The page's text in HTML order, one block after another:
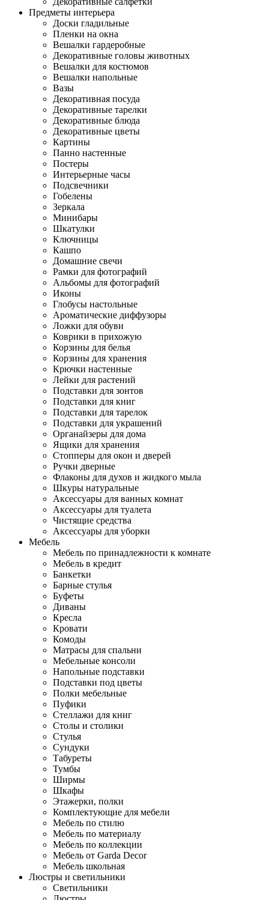
Предметы интерьера
Доски гладильные
Пленки на окна
Вешалки гардеробные
Декоративные головы животных
Вешалки для костюмов
Вешалки напольные
Вазы
Декоративная посуда
Декоративные тарелки
Декоративные блюда
Декоративные цветы
Картины
Панно настенные
Постеры
Интерьерные часы
Подсвечники
Гобелены
Зеркала
Минибары
Шкатулки
Ключницы
Кашпо
Домашние свечи
Рамки для фотографий
Альбомы для фотографий
Иконы
Глобусы настольные
Ароматические диффузоры
Ложки для обуви
Коврики в прихожую
Корзины для белья
Корзины для хранения
Крючки настенные
Лейки для растений
Подставки для зонтов
Подставки для книг
Подставки для тарелок
Подставки для украшений
Органайзеры для дома
Ящики для хранения
Стопперы для окон и дверей
Ручки дверные
Флаконы для духов и жидкого мыла
Шкуры натуральные
Аксессуары для ванных комнат
Аксессуары для туалета
Чистящие средства
Аксессуары для уборки
Мебель
Мебель по принадлежности к комнате
Мебель в кредит
Банкетки
Барные стулья
Буфеты
Диваны
Кресла
Кровати
Комоды
Матрасы для спальни
Мебельные консоли
Напольные подставки
Подставки под цветы
Полки мебельные
Пуфики
Стеллажи для книг
Столы и столики
Стулья
Сундуки
Табуреты
Тумбы
Ширмы
Шкафы
Этажерки, полки
Комплектующие для мебели
Мебель по стилю
Мебель по материалу
Мебель по коллекции
Мебель от Garda Decor
Мебель школьная
Люстры и светильники
Светильники